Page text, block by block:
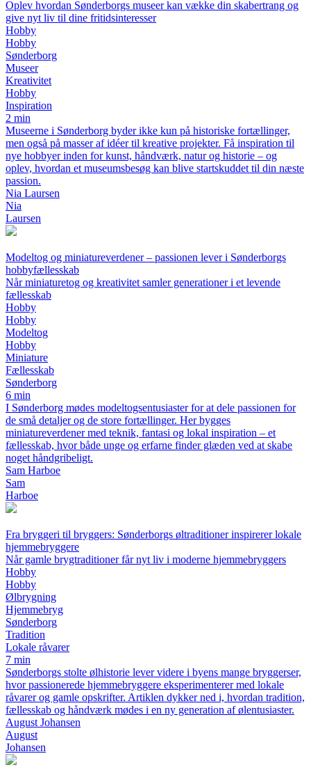
Oplev hvordan Sønderborgs museer kan vække din skabertrang og
give nyt liv til dine fritidsinteresser
Hobby
Hobby
Sønderborg
Museer
Kreativitet
Hobby
Inspiration
2 min
Museerne i Sønderborg byder ikke kun på historiske fortællinger,
men også på masser af idéer til kreative projekter. Få inspiration til
nye hobbyer inden for kunst, håndværk, natur og historie – og
oplev, hvordan et museumsbesøg kan blive startskuddet til din næste
passion.
Nia Laursen
Nia
Laursen
Modeltog og miniatureverdener – passionen lever i Sønderborgs
hobbyfællesskab
Når miniaturetog og kreativitet samler generationer i et levende
fællesskab
Hobby
Hobby
Modeltog
Hobby
Miniature
Fællesskab
Sønderborg
6 min
I Sønderborg mødes modeltogsentusiaster for at dele passionen for
de små detaljer og de store fortællinger. Her bygges
miniatureverdener med teknik, fantasi og lokal inspiration – et
fællesskab, hvor både unge og erfarne finder glæden ved at skabe
noget håndgribeligt.
Sam Harboe
Sam
Harboe
Fra bryggeri til bryggers: Sønderborgs øltraditioner inspirerer lokale
hjemmebryggere
Når gamle brygtraditioner får nyt liv i moderne hjemmebryggers
Hobby
Hobby
Ølbrygning
Hjemmebryg
Sønderborg
Tradition
Lokale råvarer
7 min
Sønderborgs stolte ølhistorie lever videre i byens mange bryggerser,
hvor passionerede hjemmebryggere eksperimenterer med lokale
råvarer og gamle opskrifter. Artiklen dykker ned i, hvordan tradition,
fællesskab og håndværk mødes i en ny generation af ølentusiaster.
August Johansen
August
Johansen